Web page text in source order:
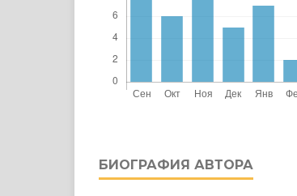
БИОГРАФИЯ АВТОРА